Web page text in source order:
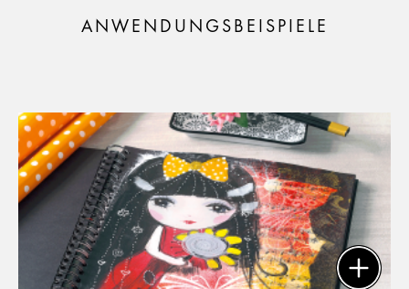
ANWENDUNGSBEISPIELE